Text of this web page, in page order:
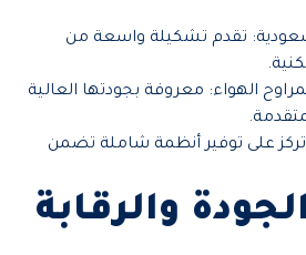
تقدم تشكيلة واسعة من
الهواء: معروفة بجودتها العالية
على توفير أنظمة شاملة تضمن
والرقابة